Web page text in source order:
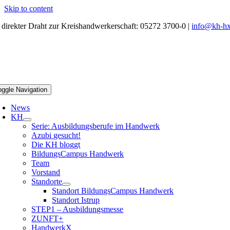
Skip to content
Draht zur Kreishandwerkerschaft: 05272 3700-0 |info@kh-
Navigation
News
KH
Serie: Ausbildungsberufe im Handwerk
Azubi gesucht!
Die KH bloggt
BildungsCampus Handwerk
Team
Vorstand
Standorte
Standort BildungsCampus Handwerk
Standort Istrup
STEP1 – Ausbildungsmesse
ZUNFT+
HandwerkX